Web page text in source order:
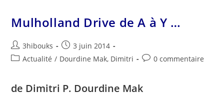
Mulholland Drive de A à Y …
3hibouks
3 juin 2014
Actualité / Dourdine Mak, Dimitri 0 commentaire
de Dimitri P. Dourdine Mak